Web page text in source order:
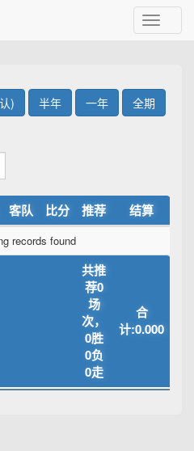
Toggle
) 半年 一年
全期
客队 比分 推荐 结算
records found
共推
荐0
场
次，
0胜
0负
0走
合
计:0.000